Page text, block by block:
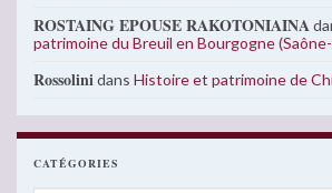
ROSTAING EPOUSE RAKOTONIAINA
patrimoine du Breuil en Bourgogne
Rossolinidans Histoire et patrimoine de
CATÉGORIES